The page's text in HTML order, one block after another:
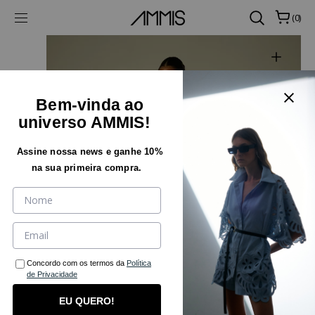
SKIP TO CONTENT CART
(0)
0 ITEMS
Open featured media in gallery
Bem-vinda ao
universo AMMIS!
Assine nossa news e ganhe 10%
na sua primeira compra.
Concordo com os termos da Política
de Privacidade
EU QUERO!